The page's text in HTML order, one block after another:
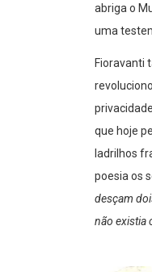
abriga o
uma
Fioravanti
que hoje
ladrilhos
poesia os
desçam
não existia